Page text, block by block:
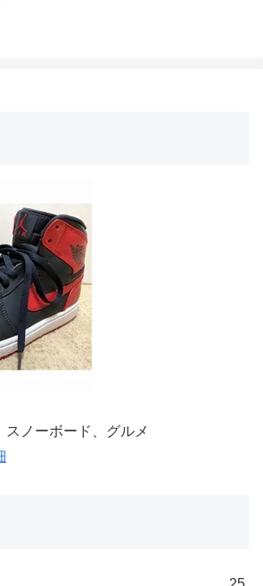
スノーボード、グルメ